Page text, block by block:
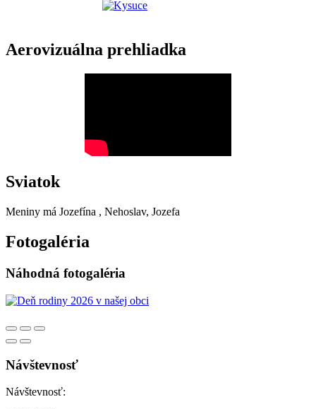
Aerovizuálna prehliadka
Sviatok
Meniny má Jozefína , Nehoslav, Jozefa
Fotogaléria
Náhodná fotogaléria
Návštevnosť
Návštevnosť: